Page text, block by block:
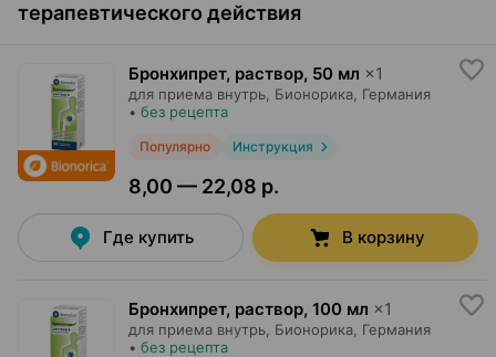
терапевтического действия
Бронхипрет, раствор, 50 мл ×1
для приема внутрь, Бионорика , Германия
• без рецепта
Популярно Инструкция
8,00 — 22,08 р.
Где купить В корзину
Бронхипрет, раствор, 100 мл ×1
для приема внутрь, Бионорика , Германия
• без рецепта